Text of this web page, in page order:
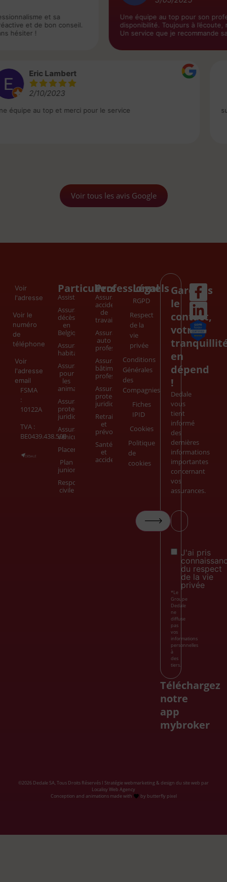
sa
conseil.
Une équipe au top pour son professionnalisme
disponibilité. Toujours à l’écoute, réactive et de
Un service que je recommande sans hésiter !
Lambert
10/2023
top et merci pour le service super
Voir tous les avis Google
Voir
l'adresse
Voir le
numéro
de
téléphone
Voir
l'adresse
email
FSMA
:
10122A
TVA :
BE0439.438.506
Particuliers
Assistance
Assurance
décès
en
Belgique
Assurance
habitation
Assurance
pour
les
animaux
Assurance
protection
juridique
Assurance
véhicule
Placements
Plan
junior
Responsabilité
civile
Professionnels
Assurance
accident
de
travail
Assurance
auto
professionnel
Assurance
bâtiment
professionnel
Assurance
protection
juridique
Retraite
et
prévoyance
Santé
et
accidents
Légal
RGPD
Respect
de la
vie
privée
Conditions
Générales
des
Compagnies
Fiches
IPID
Cookies
Politique
de
cookies
Gardons
le
contact,
votre
en
dépend
!
Dedale
vous
tient
informé
des
dernières
informations
importantes
concernant
vos
assurances.
Votre
email*
Consent
J'ai pris
du respect
de la vie
privée
*Le
Groupe
Dedale
ne
diffuse
pas
vos
informations
personnelles
à
des
tiers.
Téléchargez
notre
app
mybroker
©2026 Dedale SA, Tous Droits Réservés I Stratégie webmarketing & design du site web par
Localisy Web Agency
Conception and animations made with by butterfly pixel